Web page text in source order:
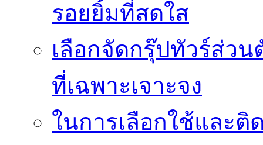
รอยยิ้มที่สดใส
เลือกจัดกรุ๊ปทัวร์ส่ว
ที่เฉพาะเจาะจง
ในการเลือกใช้และ